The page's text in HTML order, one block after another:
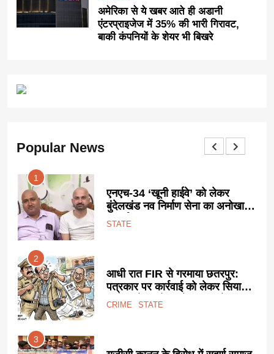
अमेरिका से ये खबर आते ही अडानी
एंटरप्राइजेज में 35% की भारी गिरावट,
बाकी कंपनियों के शेयर भी बिखरे
Popular News
1
एनएच-34 ‘खूनी हाईवे’ को लेकर
बुंदेलखंड नव निर्माण सेना का अनोखा
प्रदर्शन:
STATE
2
आधी रात FIR से गरमाया छतरपुर:
पत्रकार पर कार्रवाई को लेकर सियासी
साजिश के आरोप, प्रेस जगत में
CRIME STATE
3